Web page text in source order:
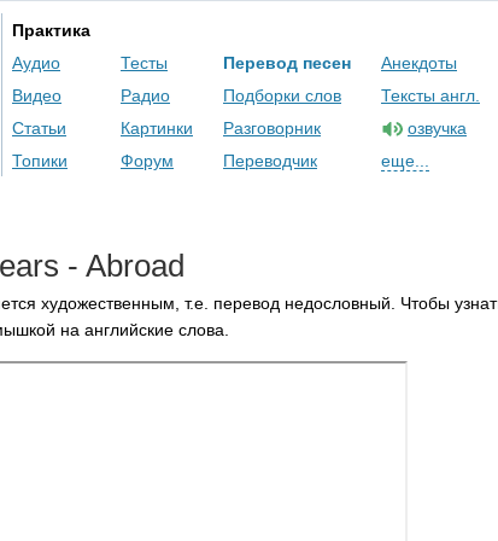
Практика
Аудио
Видео
Статьи
Топики
Тесты
Радио
Картинки
Форум
Перевод песен
Подборки слов
Разговорник
Переводчик
Анекдоты
Тексты англ.
озвучка
еще...
- Abroad
художественным, т.е. перевод недословный. Чтобы
на английские слова.